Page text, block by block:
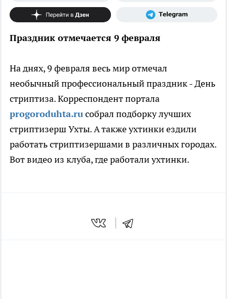
Праздник отмечается 9 февраля
На днях, 9 февраля весь мир отмечал
необычный профессиональный праздник - День
стриптиза. Корреспондент портала
progoroduhta.ruсобрал подборку лучших
стриптизерш Ухты.А также ухтинки ездили
работать стриптизершами в различных городах.
Вот видео из клуба, где работали ухтинки.